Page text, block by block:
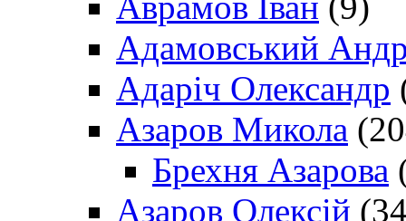
Адамовський
Адаріч Олександр
Азаров Микола
Брехня Азарова
Азаров Олексій